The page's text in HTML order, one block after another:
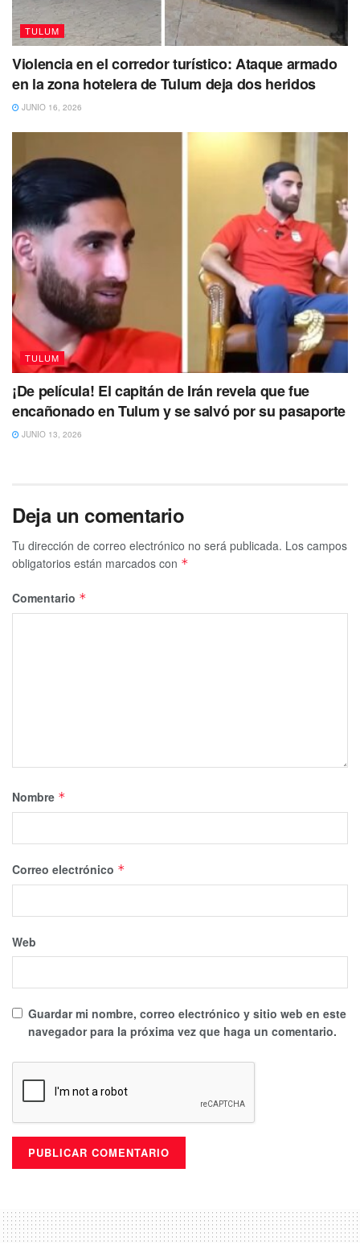
TULUM
Violencia en el corredor turístico: Ataque armado
en la zona hotelera de Tulum deja dos heridos
JUNIO 16, 2026
TULUM
¡De película! El capitán de Irán revela que fue
encañonado en Tulum y se salvó por su pasaporte
JUNIO 13, 2026
Deja un comentario
Tu dirección de correo electrónico no será publicada. Los campos
obligatorios están marcados con *
Comentario *
Nombre *
Correo electrónico *
Web
Guardar mi nombre, correo electrónico y sitio web en este
navegador para la próxima vez que haga un comentario.